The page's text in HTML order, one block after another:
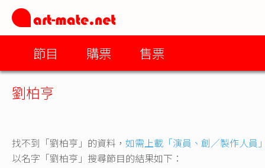
節目 購票 售票
劉柏亨
找不到「劉柏亨」的資料， 如需上載「演員、創／製作人員
以名字「劉柏亨」搜尋節目的結果如下：